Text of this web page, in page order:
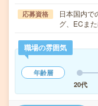
応募資格
日本国内で
グ、ECま
職場の雰囲気
年齢層
20代